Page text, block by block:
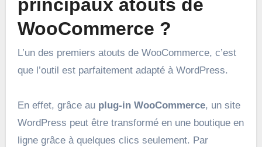
principaux atouts de
WooCommerce ?
L’un des premiers atouts de WooCommerce, c’est
que l’outil est parfaitement adapté à WordPress.
En effet, grâce au plug-in WooCommerce, un site
WordPress peut être transformé en une boutique en
ligne grâce à quelques clics seulement. Par